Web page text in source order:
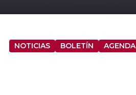
NOTICIAS BOLETÍN AGENDA